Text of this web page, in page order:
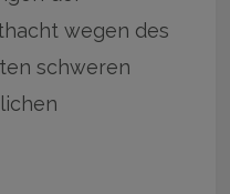
wegen des
schweren